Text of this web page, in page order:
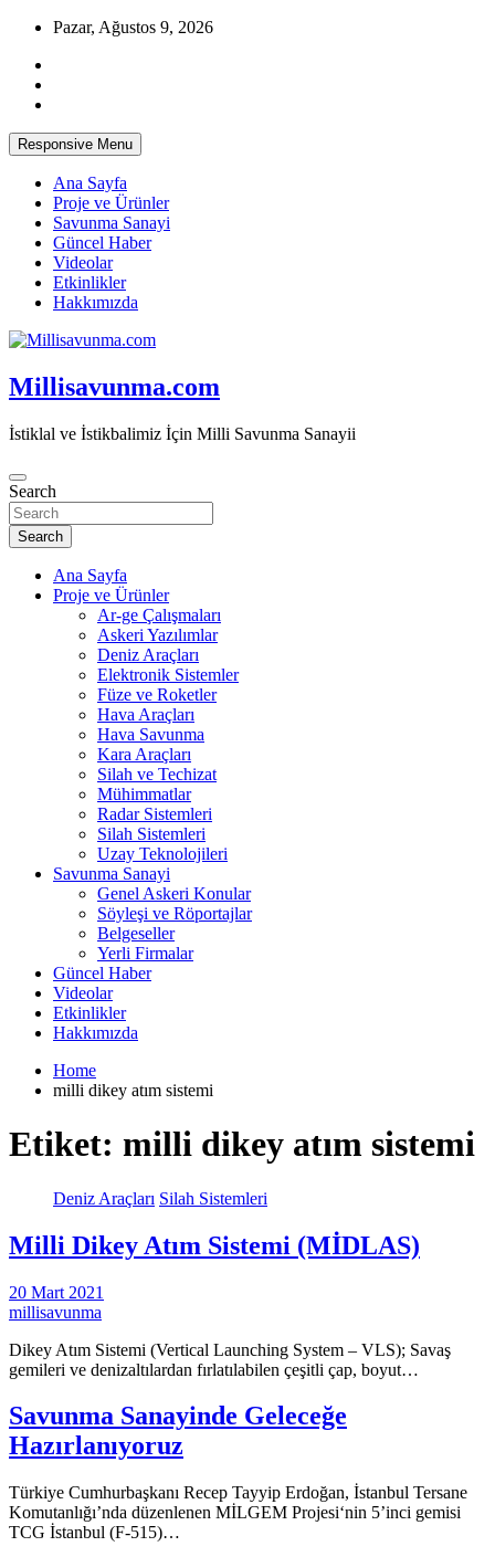
Skip
content
Pazar, Ağustos 9, 2026
Responsive Menu
Ana Sayfa
Proje ve Ürünler
Savunma Sanayi
Güncel Haber
Videolar
Etkinlikler
Hakkımızda
Millisavunma.com
İstiklal ve İstikbalimiz İçin Milli Savunma Sanayii
Search
Search
Ana Sayfa
Proje ve Ürünler
Ar-ge Çalışmaları
Askeri Yazılımlar
Deniz Araçları
Elektronik Sistemler
Füze ve Roketler
Hava Araçları
Hava Savunma
Kara Araçları
Silah ve Techizat
Mühimmatlar
Radar Sistemleri
Silah Sistemleri
Uzay Teknolojileri
Savunma Sanayi
Genel Askeri Konular
Söyleşi ve Röportajlar
Belgeseller
Yerli Firmalar
Güncel Haber
Videolar
Etkinlikler
Hakkımızda
Home
milli dikey atım sistemi
Etiket: milli dikey atım sistemi
Deniz Araçları Silah Sistemleri
Milli Dikey Atım Sistemi (MİDLAS)
20 Mart 2021
millisavunma
Dikey Atım Sistemi (Vertical Launching System – VLS); Savaş
gemileri ve denizaltılardan fırlatılabilen çeşitli çap, boyut…
Savunma Sanayinde Geleceğe
Hazırlanıyoruz
Türkiye Cumhurbaşkanı Recep Tayyip Erdoğan, İstanbul Tersane
Komutanlığı’nda düzenlenen MİLGEM Projesi‘nin 5’inci gemisi
TCG İstanbul (F-515)…